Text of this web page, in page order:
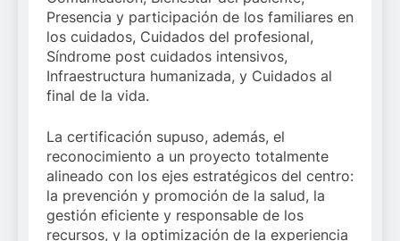
Presencia y participación de los familiares en
los cuidados, Cuidados del profesional,
Síndrome post cuidados intensivos,
Infraestructura humanizada, y Cuidados al
final de la vida.
La certificación supuso, además, el
reconocimiento a un proyecto totalmente
alineado con los ejes estratégicos del centro:
la prevención y promoción de la salud, la
gestión eficiente y responsable de los
recursos, y la optimización de la experiencia